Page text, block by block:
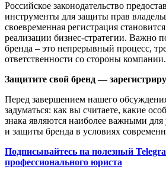
Российское законодательство
инструменты для защиты прав
своевременная регистрация
реализации бизнес-стратегии. Важно
бренда – это непрерывный процесс,
ответственности со стороны компании.
Защитите свой бренд —
Перед завершением нашего
задуматься: как вы считаете, какие
знака являются наиболее важными
и защиты бренда в условиях
Подписывайтесь на полезный
профессионального юриста